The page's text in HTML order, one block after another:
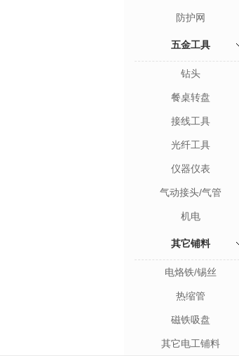
防护网
五金工具
钻头
餐桌转盘
接线工具
光纤工具
仪器仪表
气动接头/气管
机电
其它铺料
电烙铁/锡丝
热缩管
磁铁吸盘
其它电工铺料